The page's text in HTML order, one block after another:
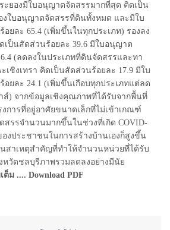
ะยองมีใบอนุญาตจัดสรรมากที่สุด คิดเป็น
งใบอนุญาตจัดสรรที่ดินทั้งหมด และมีใบ
ยละ 65.4 (เพิ่มขึ้นในทุกประเภท) รองลง
เป็นสัดส่วนร้อยละ 39.6 มีใบอนุญาต
(ลดลงในประเภทที่ดินจัดสรรและทา
เชิงเทรา คิดเป็นสัดส่วนร้อยละ 17.9 มีใบ
ยละ 24.1 (เพิ่มขึ้นเกือบทุกประเภทแต่ลด
ส์) จากข้อมูลเชิงคุณภาพที่ได้รับจากพื้นที่
การที่อยู่อาศัยขนาดเล็กที่ไม่เข้าเกณฑ์
รรจำนวนมากขึ้นในช่วงที่เกิด COVID-
งประชาชนในการสร้างบ้านเองก็สูงขึ้น
สาเหตุสำคัญที่ทำให้จำนวนหน่วยที่ได้รับ
วัดชลบุรีภาพรวมลดลงอย่างมีนัย
ม .... Download PDF